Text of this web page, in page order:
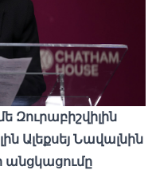
Ալեքսեյ Նավալնին
անցկացումը